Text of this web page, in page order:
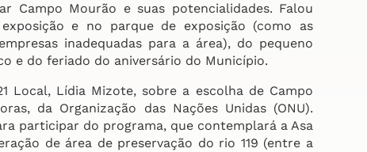
Campo Mourão e suas potencialidades. Falou
e no parque de exposição (como as
inadequadas para a área), do pequeno
e do feriado do aniversário do Município.
Local, Lídia Mizote, sobre a escolha de Campo
da Organização das Nações Unidas (ONU).
participar do programa, que contemplará a Asa
de área de preservação do rio 119 (entre a